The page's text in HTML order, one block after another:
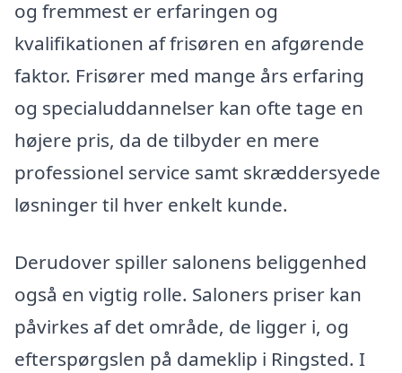
og fremmest er erfaringen og
kvalifikationen af frisøren en afgørende
faktor. Frisører med mange års erfaring
og specialuddannelser kan ofte tage en
højere pris, da de tilbyder en mere
professionel service samt skræddersyede
løsninger til hver enkelt kunde.
Derudover spiller salonens beliggenhed
også en vigtig rolle. Saloners priser kan
påvirkes af det område, de ligger i, og
efterspørgslen på dameklip i Ringsted. I